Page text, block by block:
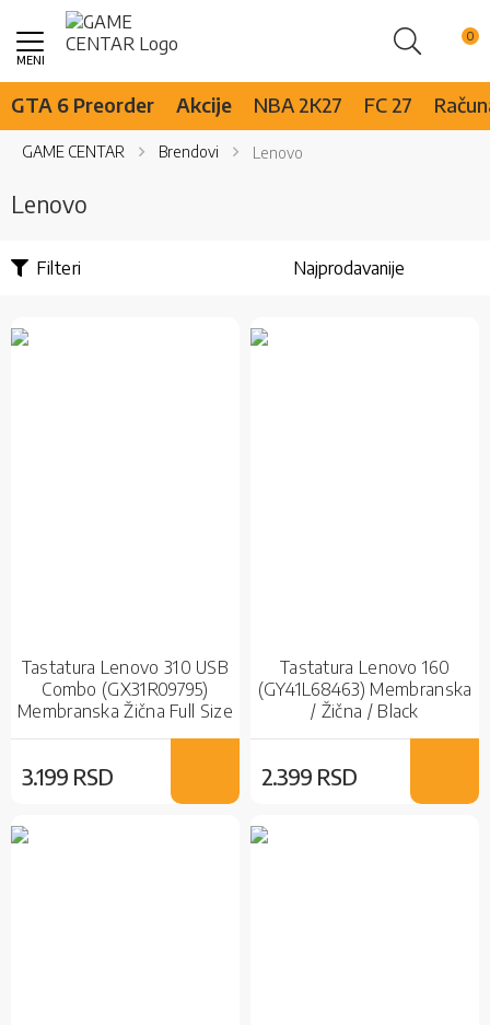
Pretraži
Skip
Content
GTA 6 Preorder Akcije NBA 2K27 FC 27
GAME CENTAR Brendovi Lenovo
Lenovo
Filteri
Tastatura Lenovo 310 USB
Combo (GX31R09795)
Membranska Žična Full Size
Grey
3.199 RSD
Tastatura Lenovo 160
(GY41L68463) Membranska
/ Žična / Black
2.399 RSD